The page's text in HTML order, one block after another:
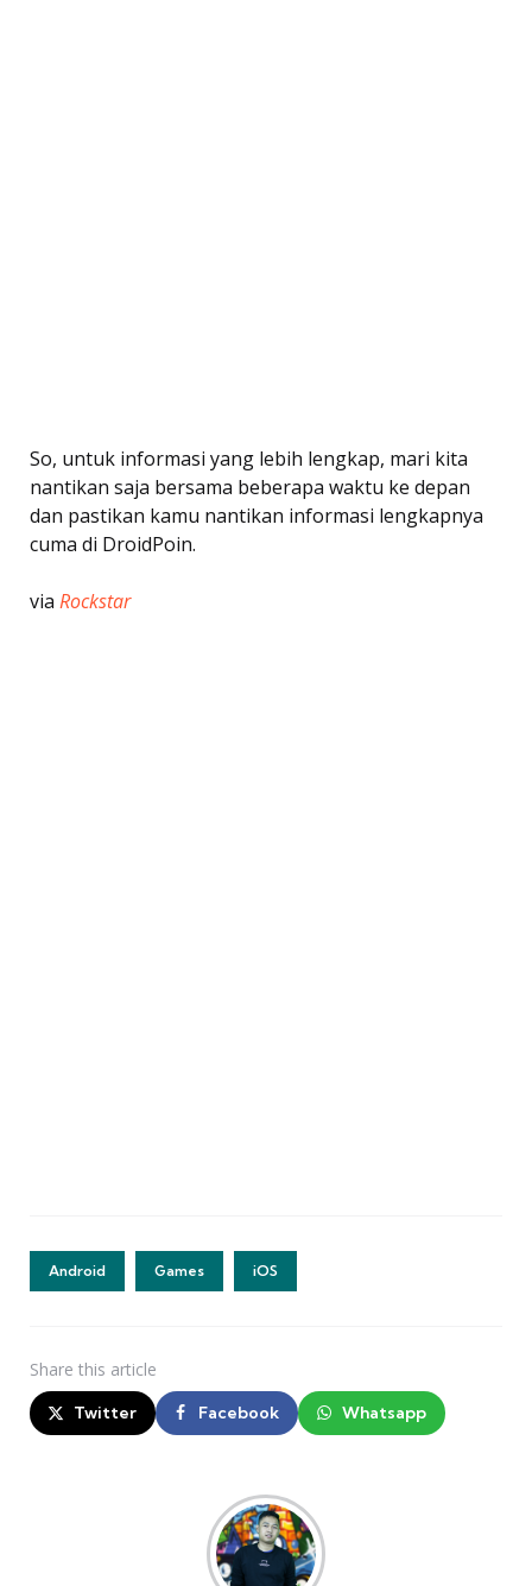
So, untuk informasi yang lebih lengkap, mari kita
nantikan saja bersama beberapa waktu ke depan
dan pastikan kamu nantikan informasi lengkapnya
cuma di DroidPoin.
via Rockstar
Android Games iOS
Share this article
Twitter Facebook Whatsapp